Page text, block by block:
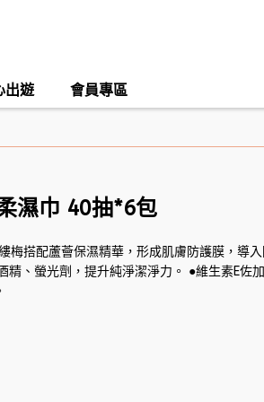
出遊 會員專區
濕巾 40抽*6包
梅搭配蘆薈保濕精華，形成肌膚防護膜，導
精、螢光劑，提升純淨潔淨力。 ●維生素E佐